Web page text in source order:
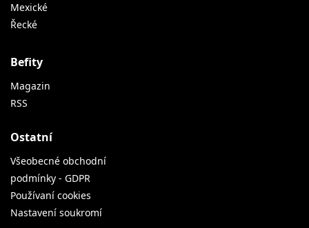
Mexické
Řecké
Befity
Magazin
RSS
Ostatní
Všeobecné obchodní
podmínky - GDPR
Používaní cookies
Nastavení soukromí